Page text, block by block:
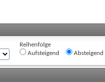
Reihenfolge
Aufsteigend
Absteigend